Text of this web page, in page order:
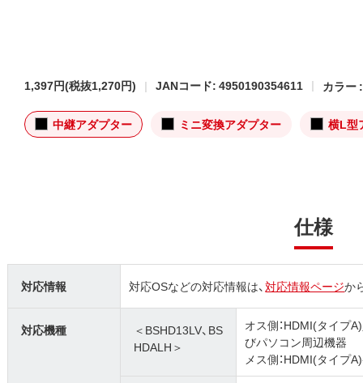
1,397円(税抜1,270円) JANコード: 4950190354611 カラー :
中継アダプター ミニ変換アダプター 横L型
仕様
対応情報 対応OSなどの対応情報は、対応情報ページか
対応機種
＜BSHD13LV、BS
HDALH＞
オス側：HDMI(タイプ
びパソコン周辺機器
メス側：HDMI(タイプ